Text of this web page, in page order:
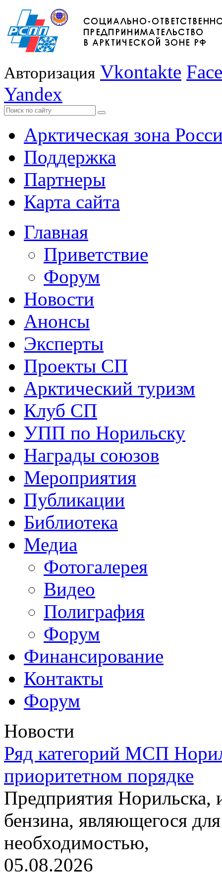
Авторизация Vkontakte
Yandex
Арктическая зона
Поддержка
Партнеры
Карта сайта
Главная
Приветствие
Форум
Новости
Анонсы
Эксперты
Проекты СП
Арктический туризм
Клуб СП
УПП по Норильску
Награды союзов
Мероприятия
Публикации
Библиотека
Медиа
Фотогалерея
Видео
Полиграфия
Форум
Финансирование
Контакты
Форум
Новости
Ряд категорий МСП
приоритетном порядке
Предприятия
бензина, являющегося
необходимостью,
05.08.2026